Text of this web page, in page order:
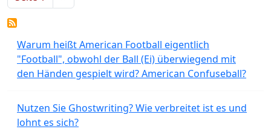
Warum heißt American Football eigentlich
"Football", obwohl der Ball (Ei) überwiegend mit
den Händen gespielt wird? American Confuseball?
Nutzen Sie Ghostwriting? Wie verbreitet ist es und
lohnt es sich?